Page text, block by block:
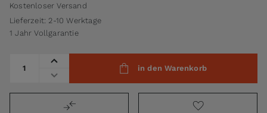
Kostenloser Versand
Lieferzeit: 2-10 Werktage
1 Jahr Vollgarantie
in den Warenkorb